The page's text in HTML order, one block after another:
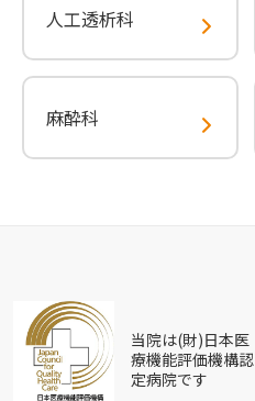
人工透析科
麻酔科
当院は(財)日本医
療機能評価機構認
定病院です